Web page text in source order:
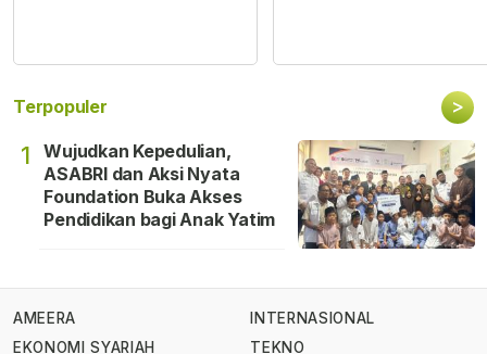
Terpopuler >
1
Wujudkan Kepedulian,
ASABRI dan Aksi Nyata
Foundation Buka Akses
Pendidikan bagi Anak Yatim
AMEERA
EKONOMI SYARIAH
INTERNASIONAL
TEKNO